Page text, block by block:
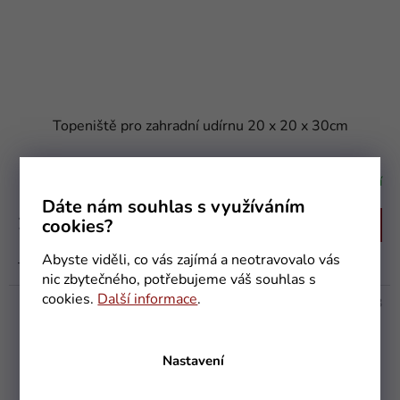
Dáte nám souhlas s využíváním
cookies?
Abyste viděli, co vás zajímá a neotravovalo vás
nic zbytečného, potřebujeme váš souhlas s
cookies. Další informace.
Nastavení
Topeniště pro zahradní udírnu 20 x 20 x 30cm
hodnocení
produktu
z
hvězdiček.
Skladem - připraveno k odeslání
2 099 Kč
Topeniště - ohniště České výroby pro zahradní udírny s roštem
10413